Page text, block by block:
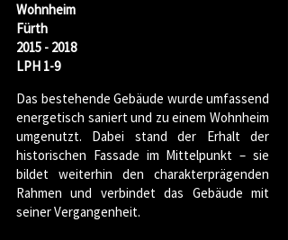
Wohnheim
Fürth
2015 - 2018
LPH 1-9
Das bestehende Gebäude wurde umfassend
energetisch saniert und zu einem Wohnheim
umgenutzt. Dabei stand der Erhalt der
historischen Fassade im Mittelpunkt – sie
bildet weiterhin den charakterprägenden
Rahmen und verbindet das Gebäude mit
seiner Vergangenheit.